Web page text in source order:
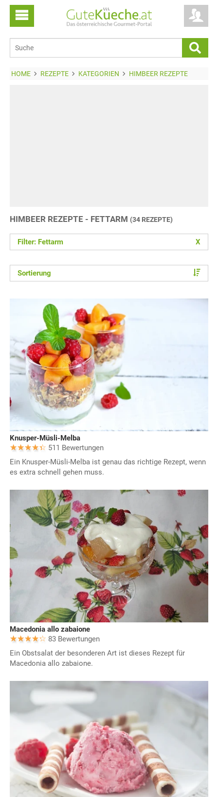
HOME REZEPTE KATEGORIEN HIMBEER REZEPTE
HIMBEER REZEPTE - FETTARM (34 REZEPTE)
Filter: Fettarm X
Sortierung
Knusper-Müsli-Melba
511 Bewertungen
Ein Knusper-Müsli-Melba ist genau das richtige Rezept, wenn
es extra schnell gehen muss.
Macedonia allo zabaione
83 Bewertungen
Ein Obstsalat der besonderen Art ist dieses Rezept für
Macedonia allo zabaione.